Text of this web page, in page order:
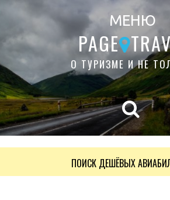
МЕНЮ
PAGE
О ТУРИЗМЕ И НЕ
ПОИСК ДЕШЁВЫХ